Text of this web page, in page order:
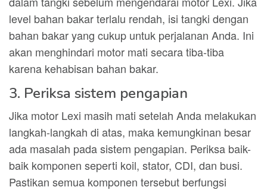
level bahan bakar terlalu rendah, isi tangki dengan
bahan bakar yang cukup untuk perjalanan Anda. Ini
akan menghindari motor mati secara tiba-tiba
karena kehabisan bahan bakar.
3. Periksa sistem pengapian
Jika motor Lexi masih mati setelah Anda melakukan
langkah-langkah di atas, maka kemungkinan besar
ada masalah pada sistem pengapian. Periksa baik-
baik komponen seperti koil, stator, CDI, dan busi.
Pastikan semua komponen tersebut berfungsi